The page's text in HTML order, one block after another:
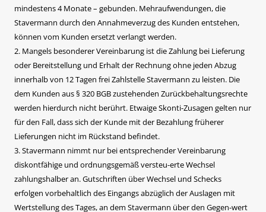
mindestens 4 Monate – gebunden. Mehraufwendungen, die
Stavermann durch den Annahmeverzug des Kunden entstehen,
können vom Kunden ersetzt verlangt werden.
2. Mangels besonderer Vereinbarung ist die Zahlung bei Lieferung
oder Bereitstellung und Erhalt der Rechnung ohne jeden Abzug
innerhalb von 12 Tagen frei Zahlstelle Stavermann zu leisten. Die
dem Kunden aus § 320 BGB zustehenden Zurückbehaltungsrechte
werden hierdurch nicht berührt. Etwaige Skonti-Zusagen gelten nur
für den Fall, dass sich der Kunde mit der Bezahlung früherer
Lieferungen nicht im Rückstand befindet.
3. Stavermann nimmt nur bei entsprechender Vereinbarung
diskontfähige und ordnungsgemäß versteu-erte Wechsel
zahlungshalber an. Gutschriften über Wechsel und Schecks
erfolgen vorbehaltlich des Eingangs abzüglich der Auslagen mit
Wertstellung des Tages, an dem Stavermann über den Gegen-wert